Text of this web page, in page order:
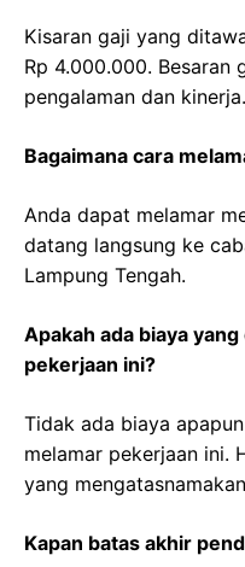
Kisaran gaji yang
Rp 4.000.000. Besaran
pengalaman dan kinerja.
Bagaimana cara
Anda dapat melamar
datang langsung ke
Lampung Tengah.
Apakah ada biaya
pekerjaan ini?
Tidak ada biaya
melamar pekerjaan ini.
yang
Kapan batas akhir